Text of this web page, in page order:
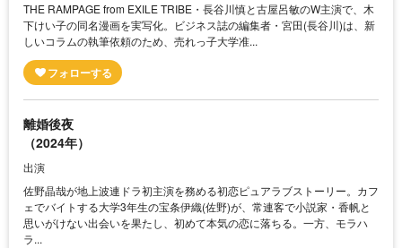
THE RAMPAGE from EXILE TRIBE・長谷川慎と古屋呂敏のW主演で、木
下けい子の同名漫画を実写化。ビジネス誌の編集者・宮田(長谷川)は、新
しいコラムの執筆依頼のため、売れっ子大学准...
離婚後夜
（2024年）
出演
佐野晶哉が地上波連ドラ初主演を務める初恋ピュアラブストーリー。カフ
ェでバイトする大学3年生の宝条伊織(佐野)が、常連客で小説家・香帆と
思いがけない出会いを果たし、初めて本気の恋に落ちる。一方、モラハ
ラ...